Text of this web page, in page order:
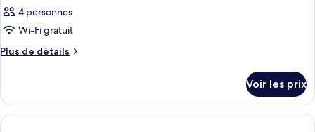
4 personnes
Wi-Fi gratuit
Plus de détails
Plus
le
type
de
Voir les prix